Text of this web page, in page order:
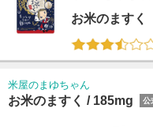
お米のますく
米屋のまゆちゃん
お米のますく / 185mg 公